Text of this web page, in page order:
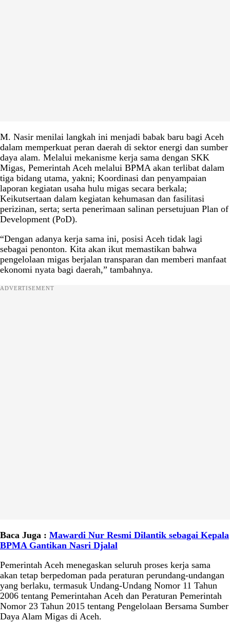
M. Nasir menilai langkah ini menjadi babak baru bagi Aceh
dalam memperkuat peran daerah di sektor energi dan sumber
daya alam. Melalui mekanisme kerja sama dengan SKK
Migas, Pemerintah Aceh melalui BPMA akan terlibat dalam
tiga bidang utama, yakni; Koordinasi dan penyampaian
laporan kegiatan usaha hulu migas secara berkala;
Keikutsertaan dalam kegiatan kehumasan dan fasilitasi
perizinan, serta; serta penerimaan salinan persetujuan Plan of
Development (PoD).
“Dengan adanya kerja sama ini, posisi Aceh tidak lagi
sebagai penonton. Kita akan ikut memastikan bahwa
pengelolaan migas berjalan transparan dan memberi manfaat
ekonomi nyata bagi daerah,” tambahnya.
ADVERTISEMENT
Baca Juga : Mawardi Nur Resmi Dilantik sebagai Kepala
BPMA Gantikan Nasri Djalal
Pemerintah Aceh menegaskan seluruh proses kerja sama
akan tetap berpedoman pada peraturan perundang-undangan
yang berlaku, termasuk Undang-Undang Nomor 11 Tahun
2006 tentang Pemerintahan Aceh dan Peraturan Pemerintah
Nomor 23 Tahun 2015 tentang Pengelolaan Bersama Sumber
Daya Alam Migas di Aceh.